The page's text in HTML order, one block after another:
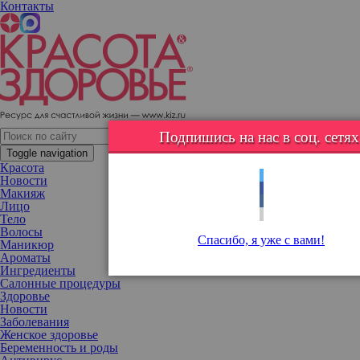
Контакты
Toggle navigation
Красота
Новости
Макияж
Лицо
Тело
Волосы
Маникюр
Ароматы
Ингредиенты
Салонные процедуры
Здоровье
Новости
Заболевания
Женское здоровье
Беременность и роды
Подпишись на нас в соц.
Спасибо, я уже с вами!
Весенние тренды в маникюре от Nail Sunny
Топовыйnail-artмастер Наталья Баранова предлагает сразу
несколько новинок, оценить которые можно пока в ногтевой
студииNail Sunny.